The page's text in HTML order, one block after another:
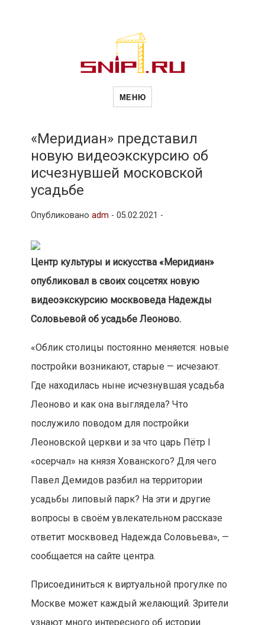
Новости
и
рубрики
МЕНЮ
«Меридиан» представил
новую видеоэкскурсию об
исчезнувшей московской
усадьбе
Опубликовано adm - 05.02.2021 -
Центр культуры и искусства «Меридиан»
опубликовал в своих соцсетях новую
видеоэкскурсию москвоведа Надежды
Соловьевой об усадьбе Леоново.
«Облик столицы постоянно меняется: новые
постройки возникают, старые — исчезают.
Где находилась ныне исчезнувшая усадьба
Леоново и как она выглядела? Что
послужило поводом для постройки
Леоновской церкви и за что царь Пётр I
«осерчал» на князя Хованского? Для чего
Павел Демидов разбил на территории
усадьбы липовый парк? На эти и другие
вопросы в своём увлекательном рассказе
ответит москвовед Надежда Соловьева», —
сообщается на сайте центра.
Присоединиться к виртуальной прогулке по
Москве может каждый желающий. Зрители
узнают много интересного об истории